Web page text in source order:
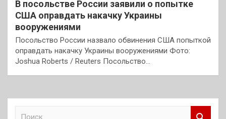
В посольстве России заявили о попытке
США оправдать накачку Украины
вооружениями
Посольство России назвало обвинения США попыткой
оправдать накачку Украины вооружениями Фото:
Joshua Roberts / Reuters Посольство…